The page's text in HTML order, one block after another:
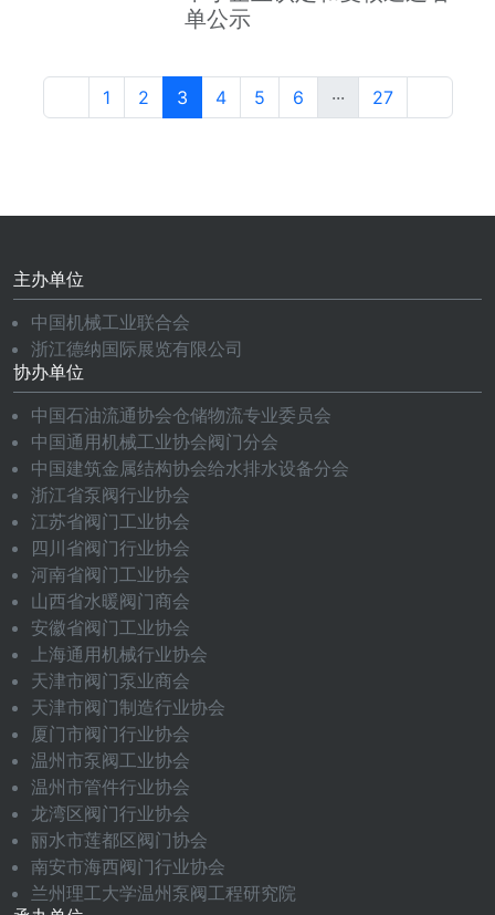
单公示
1 2 3 4 5 6 ··· 27
主办单位
中国机械工业联合会
浙江德纳国际展览有限公司
协办单位
中国石油流通协会仓储物流专业委员会
中国通用机械工业协会阀门分会
中国建筑金属结构协会给水排水设备分会
浙江省泵阀行业协会
江苏省阀门工业协会
四川省阀门行业协会
河南省阀门工业协会
山西省水暖阀门商会
安徽省阀门工业协会
上海通用机械行业协会
天津市阀门泵业商会
天津市阀门制造行业协会
厦门市阀门行业协会
温州市泵阀工业协会
温州市管件行业协会
龙湾区阀门行业协会
丽水市莲都区阀门协会
南安市海西阀门行业协会
兰州理工大学温州泵阀工程研究院